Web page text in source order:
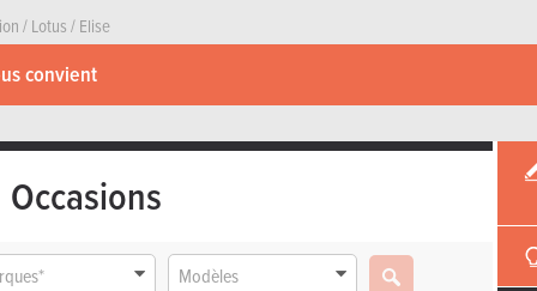
/Lotus/Elise
convient
Occasions
Modèles